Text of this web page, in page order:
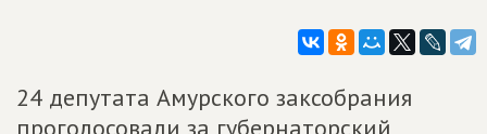
24 депутата Амурского заксобрания
проголосовали за губернаторский